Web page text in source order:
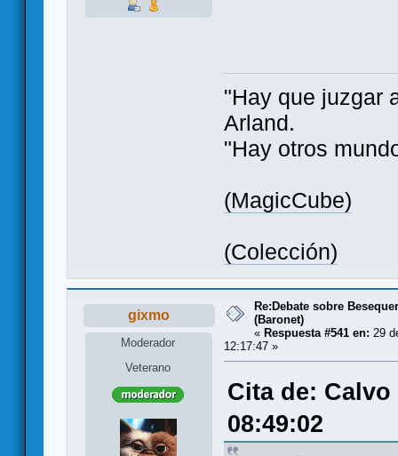
"Hay que juzgar
Arland.
"Hay otros
(MagicCube)
(Colección)
gixmo
Moderador
Veterano
Re:Debate sobre
(Baronet)
« Respuesta #541 en: 29
12:17:47 »
Cita de: Calvo
08:49:02